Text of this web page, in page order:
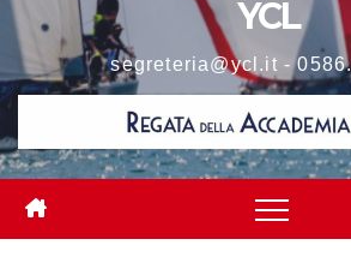
YCL
segreteria@ycl.it -